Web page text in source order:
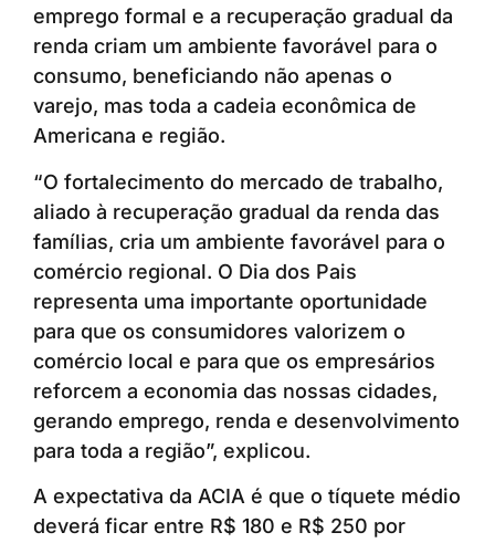
emprego formal e a recuperação gradual da
renda criam um ambiente favorável para o
consumo, beneficiando não apenas o
varejo, mas toda a cadeia econômica de
Americana e região.
“O fortalecimento do mercado de trabalho,
aliado à recuperação gradual da renda das
famílias, cria um ambiente favorável para o
comércio regional. O Dia dos Pais
representa uma importante oportunidade
para que os consumidores valorizem o
comércio local e para que os empresários
reforcem a economia das nossas cidades,
gerando emprego, renda e desenvolvimento
para toda a região”, explicou.
A expectativa da ACIA é que o tíquete médio
deverá ficar entre R$ 180 e R$ 250 por